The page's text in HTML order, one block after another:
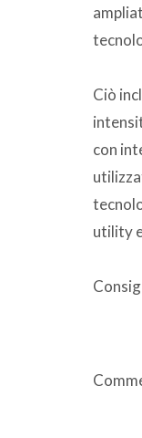
Ciò
con
utility